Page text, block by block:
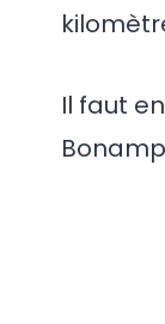
Il faut